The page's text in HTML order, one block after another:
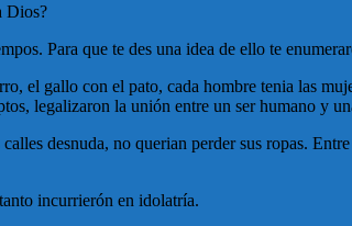
Dios?
Para que te des una idea de ello te
el gallo con el pato, cada hombre tenia las
legalizaron la unión entre un ser humano y
desnuda, no querian perder sus ropas.
incurrierón en idolatría.